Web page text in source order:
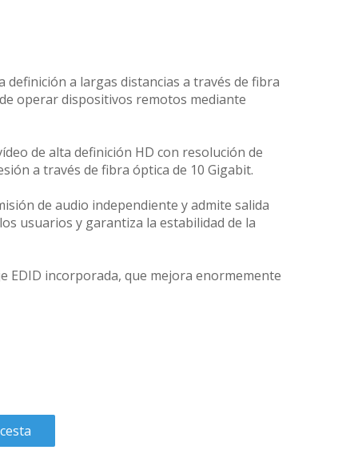
definición a largas distancias a través de fibra
operar dispositivos remotos mediante
de alta definición HD con resolución de
a través de fibra óptica de 10 Gigabit.
de audio independiente y admite salida
usuarios y garantiza la estabilidad de la
EDID incorporada, que mejora enormemente